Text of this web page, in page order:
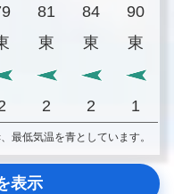
81 84
90
東 東 東
2 2 1
最低気温を青としています。
表示